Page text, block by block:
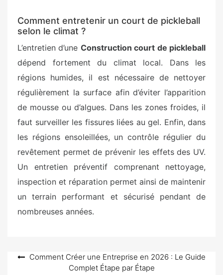
Comment entretenir un court de pickleball
selon le climat ?
L’entretien d’une Construction court de pickleball
dépend fortement du climat local. Dans les
régions humides, il est nécessaire de nettoyer
régulièrement la surface afin d’éviter l’apparition
de mousse ou d’algues. Dans les zones froides, il
faut surveiller les fissures liées au gel. Enfin, dans
les régions ensoleillées, un contrôle régulier du
revêtement permet de prévenir les effets des UV.
Un entretien préventif comprenant nettoyage,
inspection et réparation permet ainsi de maintenir
un terrain performant et sécurisé pendant de
nombreuses années.
Navigation
Comment Créer une Entreprise en 2026 : Le Guide
Complet Étape par Étape